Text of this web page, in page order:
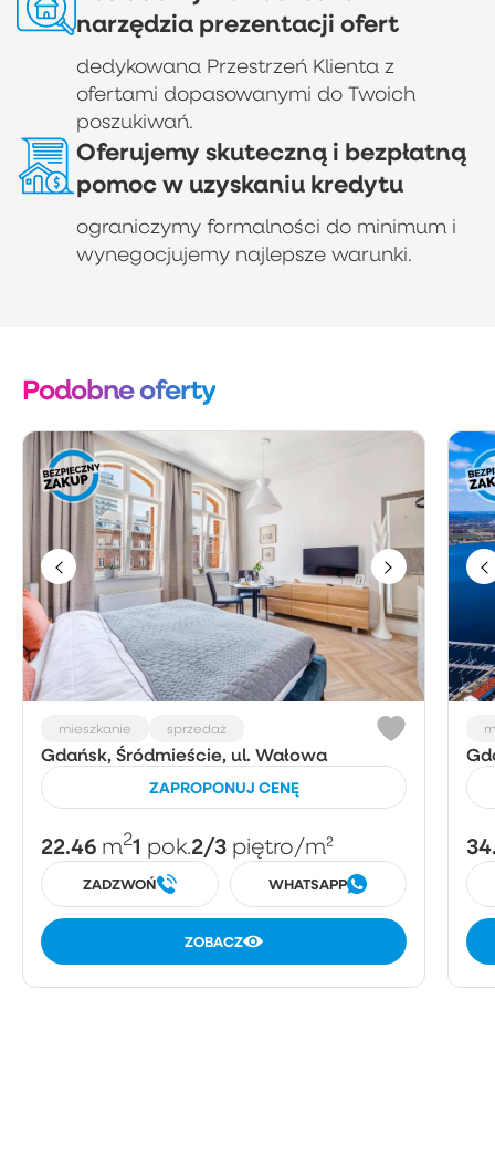
narzędzia prezentacji ofert
dedykowana Przestrzeń Klienta z
ofertami dopasowanymi do Twoich
poszukiwań.
Oferujemy skuteczną i bezpłatną
pomoc w uzyskaniu kredytu
ograniczymy formalności do minimum i
wynegocjujemy najlepsze warunki.
Podobne oferty
mieszkanie sprzedaż
Gdańsk, Śródmieście, ul. Wałowa
ZAPROPONUJ CENĘ
22.46 m21 pok.2/3 piętro/m²
ZADZWOŃ WHATSAPP
ZOBACZ